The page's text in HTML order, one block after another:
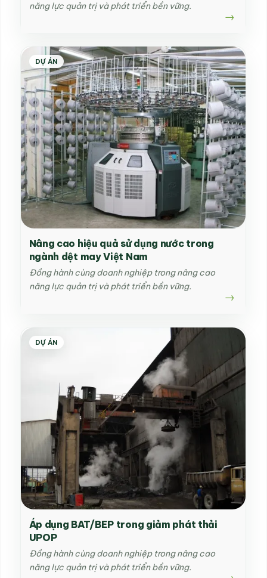
năng lực quản trị và phát triển bền vững.
DỰ ÁN
Nâng cao hiệu quả sử dụng nước trong
ngành dệt may Việt Nam
Đồng hành cùng doanh nghiệp trong nâng cao
năng lực quản trị và phát triển bền vững.
DỰ ÁN
Áp dụng BAT/BEP trong giảm phát thải
UPOP
Đồng hành cùng doanh nghiệp trong nâng cao
năng lực quản trị và phát triển bền vững.